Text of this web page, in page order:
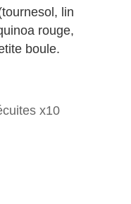
lin
rouge,
boule.